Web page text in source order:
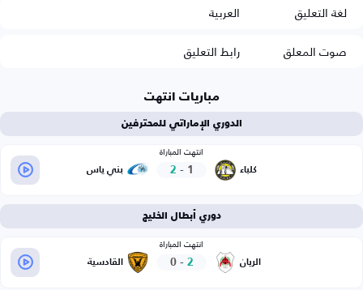
لغة التعليق
العربية
صوت المعلق
رابط التعليق
مباريات انتهت
الدوري الإماراتي للمحترفين
كلباء
انتهت المباراة
1
-
2 بني ياس
دوري أبطال الخليج
الريان
انتهت المباراة
2
-
0 القادسية